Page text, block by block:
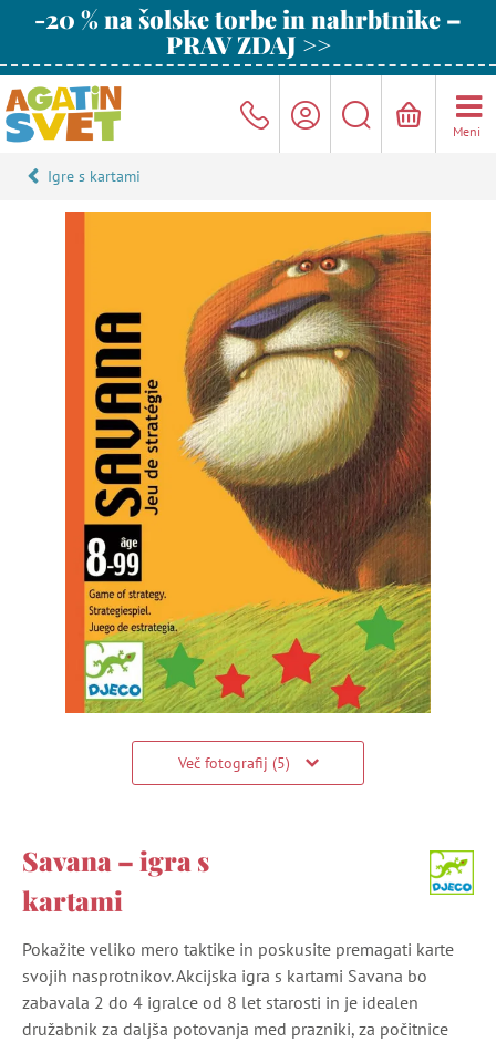
-20 % na šolske torbe in nahrbtnike –
PRAV ZDAJ >>
Meni
Igre s kartami
Več fotografij (5)
Savana – igra s
kartami
Pokažite veliko mero taktike in poskusite premagati karte
svojih nasprotnikov. Akcijska igra s kartami Savana bo
zabavala 2 do 4 igralce od 8 let starosti in je idealen
družabnik za daljša potovanja med prazniki, za počitnice